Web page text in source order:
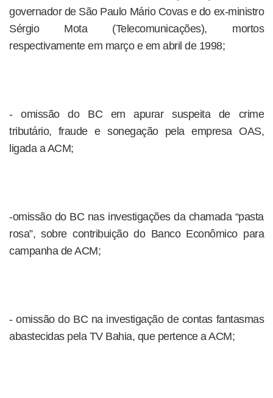
governador de São Paulo Mário Covas e do ex-ministro
Sérgio Mota (Telecomunicações), mortos
respectivamente em março e em abril de 1998;
- omissão do BC em apurar suspeita de crime
tributário, fraude e sonegação pela empresa OAS,
ligada a ACM;
-omissão do BC nas investigações da chamada “pasta
rosa”, sobre contribuição do Banco Econômico para
campanha de ACM;
- omissão do BC na investigação de contas fantasmas
abastecidas pela TV Bahia, que pertence a ACM;